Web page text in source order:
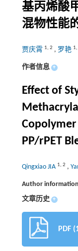
基丙烯酸
混物性能
贾庆霄 1, 2 , 罗艳 1,
作者信息 +
Effect of
PP/rPET
Qingxiao JIA 1, 2 ,
Author information
文章历史 +
PDF